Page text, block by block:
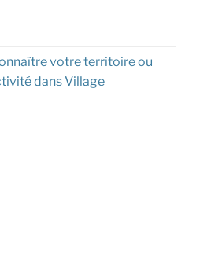
votre territoire ou
dans Village